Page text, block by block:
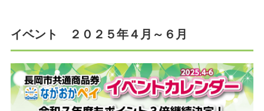
紙の商品券の販売店
よくある質問
イベント ２０２５年４月～６月